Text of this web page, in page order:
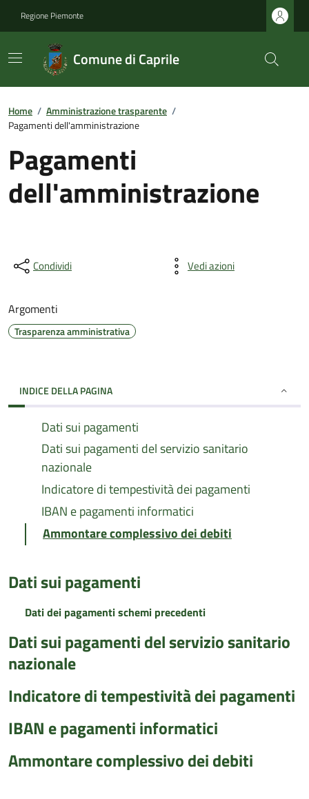
Regione Piemonte
Comune di Caprile
Home / Amministrazione trasparente /
Pagamenti dell'amministrazione
Pagamenti
dell'amministrazione
Condividi Vedi azioni
Argomenti
Trasparenza amministrativa
INDICE DELLA PAGINA
Dati sui pagamenti
Dati sui pagamenti del servizio sanitario
nazionale
Indicatore di tempestività dei pagamenti
IBAN e pagamenti informatici
Ammontare complessivo dei debiti
Dati sui pagamenti
Dati dei pagamenti schemi precedenti
Dati sui pagamenti del servizio sanitario
nazionale
Indicatore di tempestività dei pagamenti
IBAN e pagamenti informatici
Ammontare complessivo dei debiti